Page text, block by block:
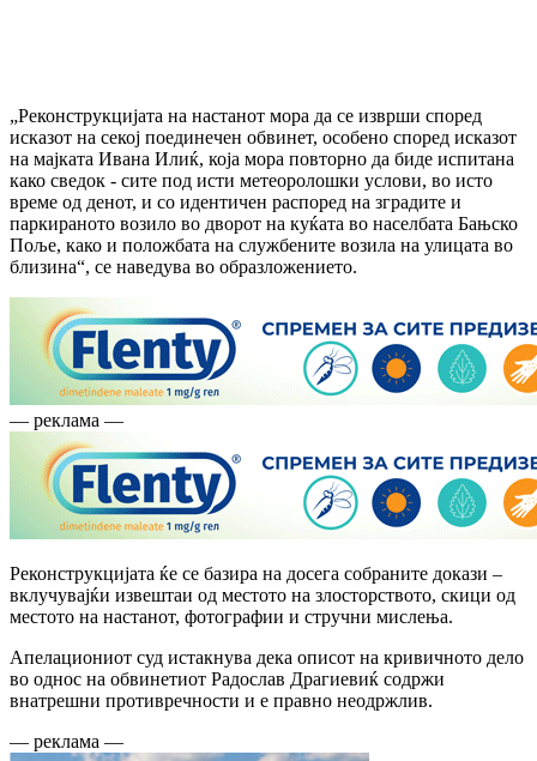
„Реконструкцијата на настанот мора да се изврши според
исказот на секој поединечен обвинет, особено според исказот
на мајката Ивана Илиќ, која мора повторно да биде испитана
како сведок - сите под исти метеоролошки услови, во исто
време од денот, и со идентичен распоред на зградите и
паркираното возило во дворот на куќата во населбата Бањско
Поље, како и положбата на службените возила на улицата во
близина“, се наведува во образложението.
— реклама —
Реконструкцијата ќе се базира на досега собраните докази –
вклучувајќи извештаи од местото на злосторството, скици од
местото на настанот, фотографии и стручни мислења.
Апелациониот суд истакнува дека описот на кривичното дело
во однос на обвинетиот Радослав Драгиевиќ содржи
внатрешни противречности и е правно неодржлив.
— реклама —